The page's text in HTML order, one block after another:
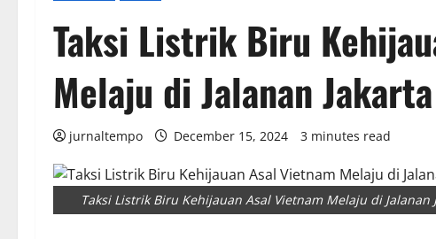
Taksi Listrik Biru
Melaju di Jalanan Jakarta
jurnaltempo December 15, 2024 3 minutes read
Taksi Listrik Biru Kehijauan Asal Vietnam Melaju di Jalanan